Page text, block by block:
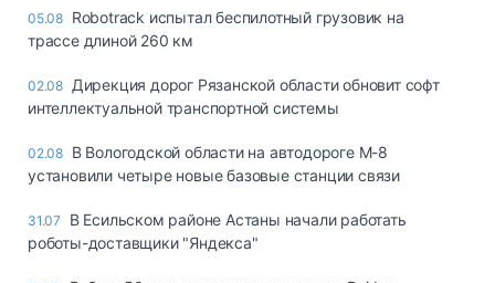
05.08 Robotrack испытал беспилотный грузовик на
трассе длиной 260 км
02.08 Дирекция дорог Рязанской области обновит софт
интеллектуальной транспортной системы
02.08 В Вологодской области на автодороге М-8
установили четыре новые базовые станции связи
31.07
В Есильском районе Астаны начали работать
роботы-доставщики "Яндекса"